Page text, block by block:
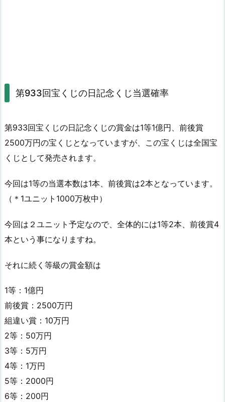
第933回宝くじの日記念くじ当選確率
第933回宝くじの日記念くじの賞金は1等1億円、前後賞
2500万円の宝くじとなっていますが、この宝くじは全国宝
くじとして発売されます。
今回は1等の当選本数は1本、前後賞は2本となっています。
（＊1ユニット1000万枚中）
今回は２ユニット予定なので、全体的には1等2本、前後賞4
本という事になりますね。
それに続く等級の賞金額は
1等：1億円
前後賞：2500万円
組違い賞：10万円
2等：50万円
3等：5万円
4等：1万円
5等：2000円
6等：200円